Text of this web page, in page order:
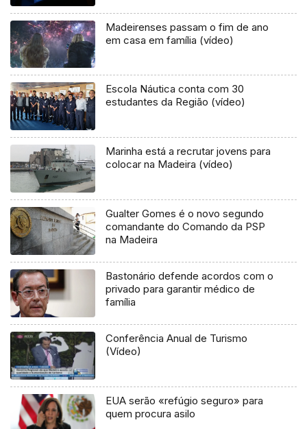
Madeirenses passam o fim de ano
em casa em família (vídeo)
Escola Náutica conta com 30
estudantes da Região (vídeo)
Marinha está a recrutar jovens para
colocar na Madeira (vídeo)
Gualter Gomes é o novo segundo
comandante do Comando da PSP
na Madeira
Bastonário defende acordos com o
privado para garantir médico de
família
Conferência Anual de Turismo
(Vídeo)
EUA serão «refúgio seguro» para
quem procura asilo